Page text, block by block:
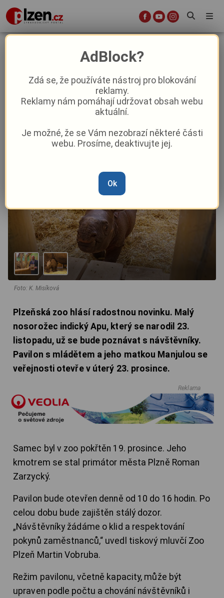
Malý nosorožec indický Apu se
poprvé ukáže návštěvníkům
Z Plzně
19. 12. 2025|14:48
Foto: K. Misíková
Plzeňská zoo hlásí radostnou novinku. Malý
nosorožec indický Apu, který se narodil 23.
listopadu, už se bude poznávat s návštěvníky.
Pavilon s mládětem a jeho matkou Manjulou se
veřejnosti otevře v úterý 23. prosince.
Reklama
Samec byl v zoo pokřtěn 19. prosince. Jeho
kmotrem se stal primátor města Plzně Roman
Zarzycký.
Pavilon bude otevřen denně od 10 do 16 hodin. Po
celou dobu bude zajištěn stálý dozor.
„Návštěvníky žádáme o klid a respektování
pokynů zaměstnanců,“ uvedl tiskový mluvčí Zoo
Plzeň Martin Vobruba.
Režim pavilonu, včetně kapacity, může být
upraven podle počtu a chování návštěvníků i
AdBlock?
Zdá se, že používáte nástroj pro blokování
reklamy.
Reklamy nám pomáhají udržovat obsah webu
aktuální.
Je možné, že se Vám nezobrazí některé části
webu. Prosíme, deaktivujte jej.
Ok